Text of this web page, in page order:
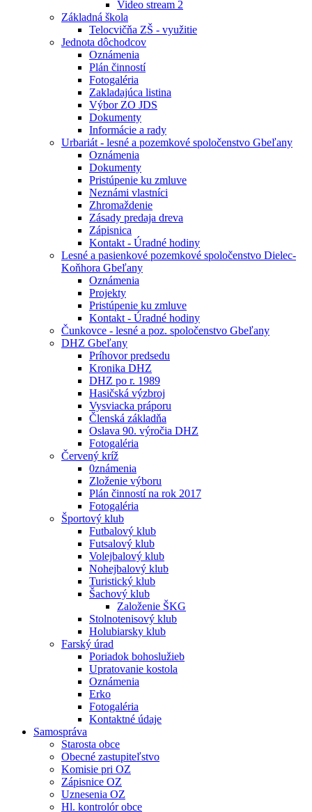
Video stream 2
Základná škola
Telocvičňa ZŠ - využitie
Jednota dôchodcov
Oznámenia
Plán činností
Fotogaléria
Zakladajúca listina
Výbor ZO JDS
Dokumenty
Informácie a rady
Urbariát - lesné a pozemkové spoločenstvo Gbeľany
Oznámenia
Dokumenty
Pristúpenie ku zmluve
Neznámi vlastníci
Zhromaždenie
Zásady predaja dreva
Zápisnica
Kontakt - Úradné hodiny
Lesné a pasienkové pozemkové spoločenstvo Dielec-
Koňhora Gbeľany
Oznámenia
Projekty
Pristúpenie ku zmluve
Kontakt - Úradné hodiny
Čunkovce - lesné a poz. spoločenstvo Gbeľany
DHZ Gbeľany
Príhovor predsedu
Kronika DHZ
DHZ po r. 1989
Hasičská výzbroj
Vysviacka práporu
Členská základňa
Oslava 90. výročia DHZ
Fotogaléria
Červený kríž
0známenia
Zloženie výboru
Plán činností na rok 2017
Fotogaléria
Športový klub
Futbalový klub
Futsalový klub
Volejbalový klub
Nohejbalový klub
Turistický klub
Šachový klub
Založenie ŠKG
Stolnotenisový klub
Holubiarsky klub
Farský úrad
Poriadok bohoslužieb
Upratovanie kostola
Oznámenia
Erko
Fotogaléria
Kontaktné údaje
Samospráva
Starosta obce
Obecné zastupiteľstvo
Komisie pri OZ
Zápisnice OZ
Uznesenia OZ
Hl. kontrolór obce